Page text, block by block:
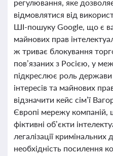
регулювання, яке
відмовлятися від
ШІ-пошуку Google, що є
майнових прав
ж триває блокування
пов’язаних з Росією, у
підкреслює роль держави
інтересів та майнових
відзначити кейс сім’ї
Європі мережу компаній,
фіктивні об’єкти
легалізації
необхідність посилення